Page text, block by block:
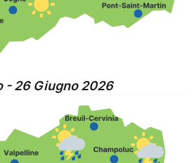
- 26 Giugno 2026